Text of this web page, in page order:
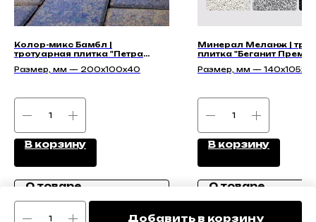
Добавить в корзину
Колор-микс Бамбл |
тротуарная плитка "Петра
Размер, мм — 200x100x40
В корзину
О товаре
Минерал Меланж |
плитка "Беганит
Размер, мм —
В корзину
О товаре